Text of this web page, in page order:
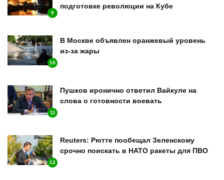
9
подготовке революции на Кубе
10
В Москве объявлен оранжевый уровень
из-за жары
11
Пушков иронично ответил Вайкуле на
слова о готовности воевать
12
Reuters: Рютте пообещал Зеленскому
срочно поискать в НАТО ракеты для ПВО